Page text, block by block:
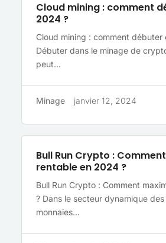
Cloud mining : comment
2024 ?
Minage janvier 12, 2024
Cloud mining : comment débuter
Débuter dans le minage de
peut...
Bull Run Crypto :
rentable en 2024 ?
Bull Run Crypto : Comment
? Dans le secteur dynamique
monnaies...